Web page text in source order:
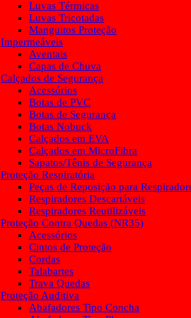
Luvas Térmicas
Luvas Tricotadas
Manguitos Proteção
Impermeáveis
Aventais
Capas de Chuva
Calçados de Segurança
Acessórios
Botas de PVC
Botas de Segurança
Botas Nobuck
Calçados em EVA
Calçados em MicroFibra
Sapatos/Tênis de Segurança
Proteção Respiratória
Peças de Reposição para
Respiradores Descartáveis
Respiradores Reutilizáveis
Proteção Contra Quedas (NR35)
Acessórios
Cintos de Proteção
Cordas
Talabartes
Trava Quedas
Proteção Auditiva
Abafadores Tipo Concha